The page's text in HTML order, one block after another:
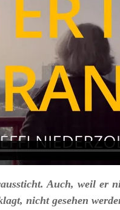
Auch, weil er
nicht gesehen